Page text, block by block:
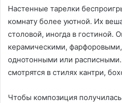
Настенные тарелки
комнату более уютной. Их
столовой, иногда в гостиной.
керамическими,
однотонными или
смотрятся в стилях кантри,
Чтобы композиция